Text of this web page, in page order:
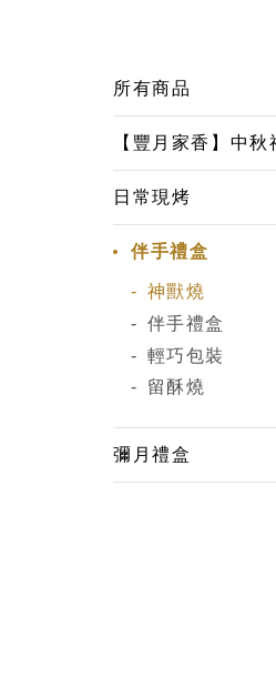
所有商品
【豐月家香】中秋
日常現烤
伴手禮盒
神獸燒
伴手禮盒
輕巧包裝
留酥燒
彌月禮盒